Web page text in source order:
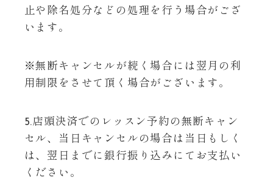
止や除名処分などの処理を行う場合がござ
います。
※無断キャンセルが続く場合には翌月の利
用制限をさせて頂く場合がございます。
5.店頭決済でのレッスン予約の無断キャン
セル、当日キャンセルの場合は当日もしく
は、翌日までに銀行振り込みにてお支払い
ください。